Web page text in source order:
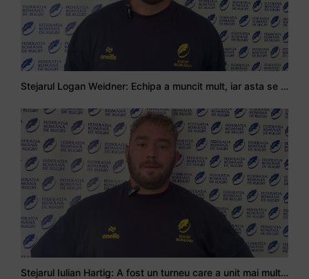
Stejarul Logan Weidner: Echipa a muncit mult, iar asta se va vedea în meciurile de la Nations Cup
Stejarul Iulian Hartig: A fost un turneu care a unit mai mult echipa